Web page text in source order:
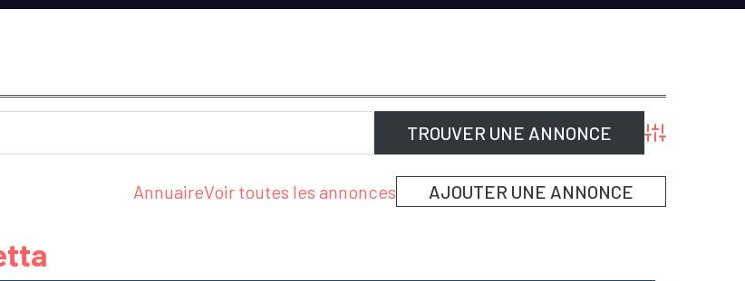
Advanced
AnnuaireVoir toutes les annonces AJOUTER UNE ANNONCE